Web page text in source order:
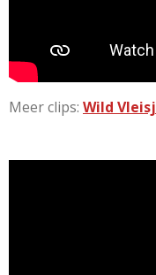
Meer clips: Wild Vleisj